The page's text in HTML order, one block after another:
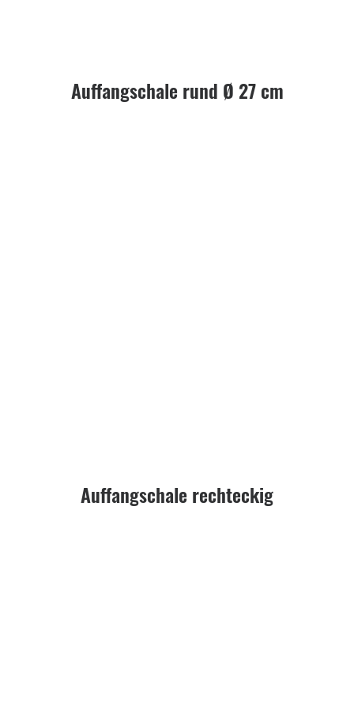
Auffangschale rund Ø 27 cm
Auffangschale rechteckig